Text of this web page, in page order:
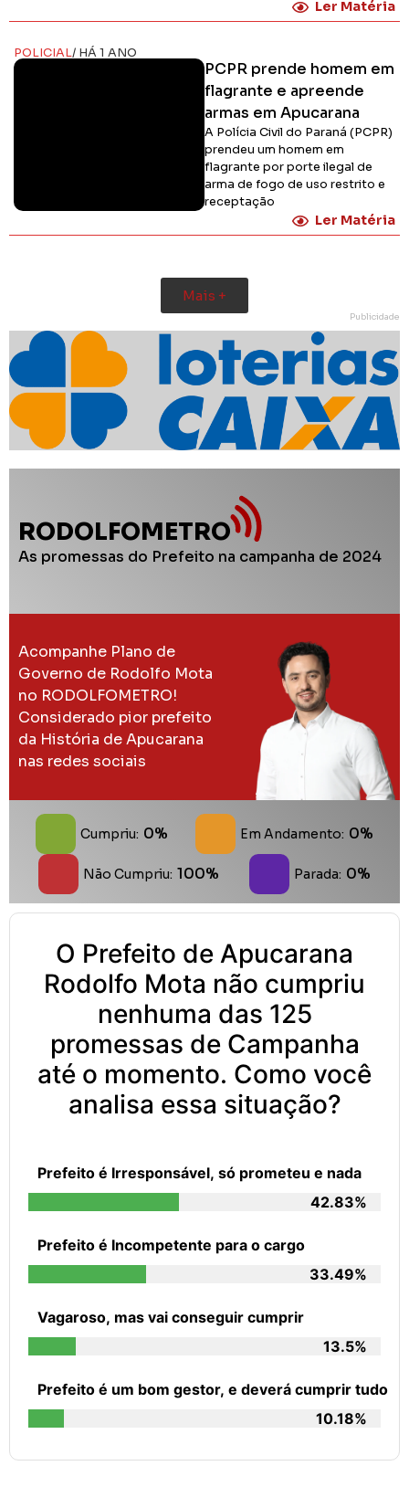
Ler Matéria
POLICIAL/ HÁ 1 ANO
PCPR prende homem em
flagrante e apreende
armas em Apucarana
A Polícia Civil do Paraná (PCPR)
prendeu um homem em
flagrante por porte ilegal de
arma de fogo de uso restrito e
receptação
Ler Matéria
Mais +
Publicidade
RODOLFOMETRO
As promessas do Prefeito na campanha de 2024
Acompanhe Plano de
Governo de Rodolfo Mota
no RODOLFOMETRO!
Considerado pior prefeito
da História de Apucarana
nas redes sociais
Cumpriu: 0% Em Andamento: 0%
Não Cumpriu: 100% Parada: 0%
O Prefeito de Apucarana
Rodolfo Mota não cumpriu
nenhuma das 125
promessas de Campanha
até o momento. Como você
analisa essa situação?
Prefeito é Irresponsável, só prometeu e nada
42.83%
Prefeito é Incompetente para o cargo
33.49%
Vagaroso, mas vai conseguir cumprir
13.5%
Prefeito é um bom gestor, e deverá cumprir tudo
10.18%